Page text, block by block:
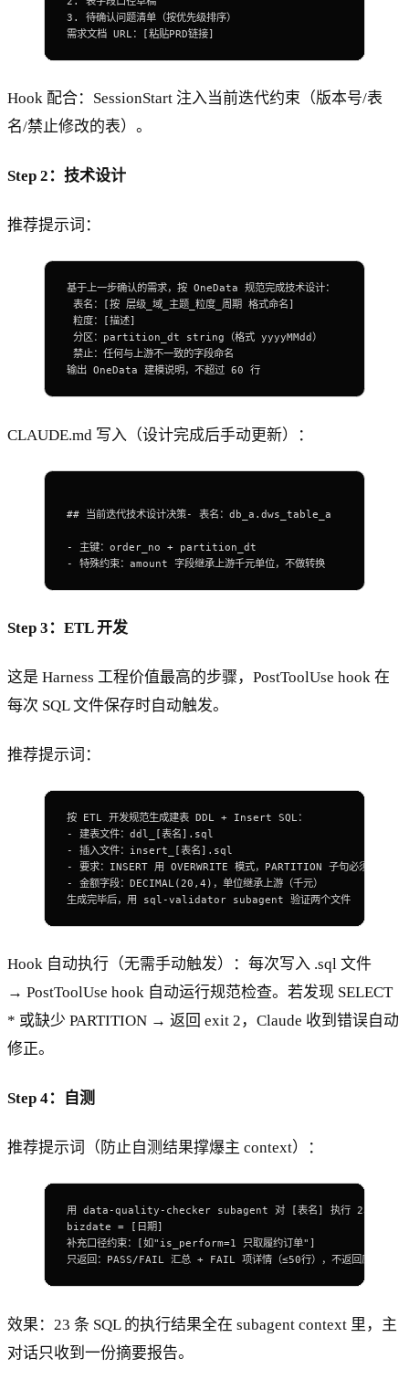
3.
待确认问题清单（按优先级排序）
需求文档 URL：[粘贴PRD链接]
Hook 配合：SessionStart 注入当前迭代约束（版本号/表
名/禁止修改的表）。
Step 2：技术设计
推荐提示词：
基于上一步确认的需求，按 OneData 规范完成技术设计：
表名：[按 层级_域_主题_粒度_周期 格式命名]
粒度：[描述]
分区：partition_dt string（格式 yyyyMMdd）
禁止：任何与上游不一致的字段命名
输出 OneData 建模说明，不超过 60 行
CLAUDE.md 写入（设计完成后手动更新）：
## 当前迭代技术设计决策- 表名：db_a.dws_table_a
- 主键：order_no + partition_dt
-
特殊约束：amount 字段继承上游千元单位，不做转换
Step 3：ETL 开发
这是 Harness 工程价值最高的步骤，PostToolUse hook 在
每次 SQL 文件保存时自动触发。
推荐提示词：
按 ETL 开发规范生成建表 DDL + Insert SQL：
-
建表文件：ddl_[表名]. sql
-
插入文件：insert_[表名]. sql
-
要求： INSERT 用 OVERWRITE 模式， PARTITION 子句必须包含
-
金额字段： DECIMAL(20 , 4 )，单位继承上游（千元）
生成完毕后，用 sql-validator subagent 验证两个文件
Hook 自动执行（无需手动触发）：每次写入 .sql 文件
→ PostToolUse hook 自动运行规范检查。若发现 SELECT
* 或缺少 PARTITION → 返回 exit 2，Claude 收到错误自动
修正。
Step 4：自测
推荐提示词（防止自测结果撑爆主 context）：
用 data-quality-checker subagent 对 [表名] 执行 23 项标准
bizdate = [日期]
补充口径约束：[如"is_perform=1 只取履约订单"]
只返回：PASS/FAIL 汇总 + FAIL 项详情（≤50行），不返回原始
效果：23 条 SQL 的执行结果全在 subagent context 里，主
对话只收到一份摘要报告。